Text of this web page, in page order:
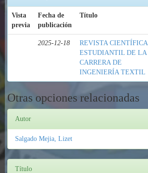
Vista
previa
Fecha de
publicación
Título
2025-12-18
REVISTA CIENTÍFICA
ESTUDIANTIL DE LA
CARRERA DE
INGENIERÍA TEXTIL
Otras opciones relacionadas
Autor
Salgado Mejia, Lizet
Título